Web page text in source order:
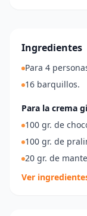
Ingredientes
Para 4
16 barquillos.
Para la crema
100 gr. de
100 gr. de
20 gr. de
Ver